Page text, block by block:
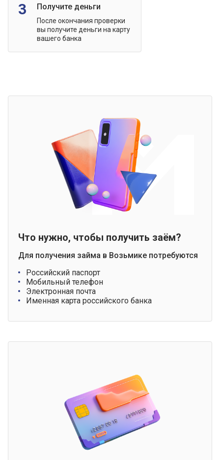
3 Получите деньги
После окончания проверки
вы получите деньги на карту
вашего банка
Что нужно, чтобы получить заём?
Для получения займа в Возьмике потребуются
Российский паспорт
Мобильный телефон
Электронная почта
Именная карта российского банка